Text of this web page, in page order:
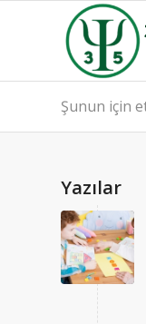
Şunun için
Yazılar